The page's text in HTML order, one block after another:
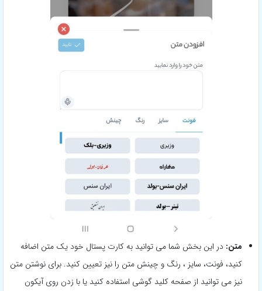
متن: در این بخش شما می توانید به کارت پستال خود یک متن اضافه
کنید، فونت، سایز ، رنگ و چینش متن را نیز تعیین کنید. برای نوشتن متن
نیز می توانید از صفحه کلید گوشی استفاده کنید یا با زدن روی آیکون